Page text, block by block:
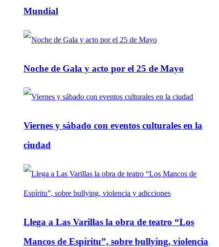
Mundial
Noche de Gala y acto por el 25 de Mayo
Viernes y sábado con eventos culturales en la
ciudad
Llega a Las Varillas la obra de teatro “Los
Mancos de Espíritu”, sobre bullying, violencia